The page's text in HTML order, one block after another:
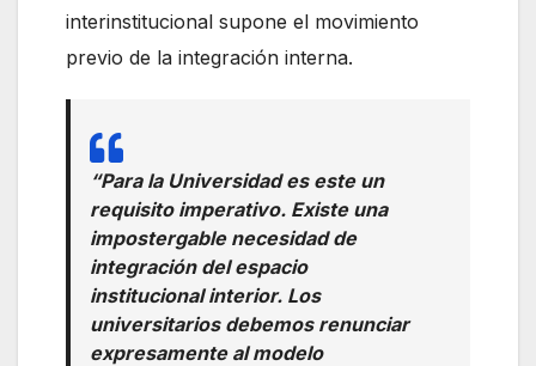
interinstitucional supone el movimiento
previo de la integración interna.
“Para la Universidad es este un
requisito imperativo. Existe una
impostergable necesidad de
integración del espacio
institucional interior. Los
universitarios debemos renunciar
expresamente al modelo